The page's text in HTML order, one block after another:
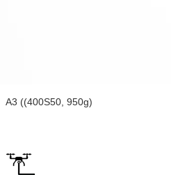
A3 ((400S50, 950g)